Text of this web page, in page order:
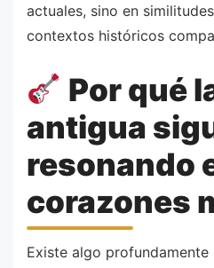
actuales, sino en
contextos históricos
Por qué
antigua
resonando
corazones
Existe algo profundamente